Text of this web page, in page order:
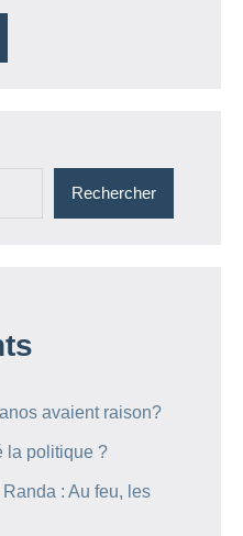
Rechercher
avaient raison?
la politique ?
: Au feu, les